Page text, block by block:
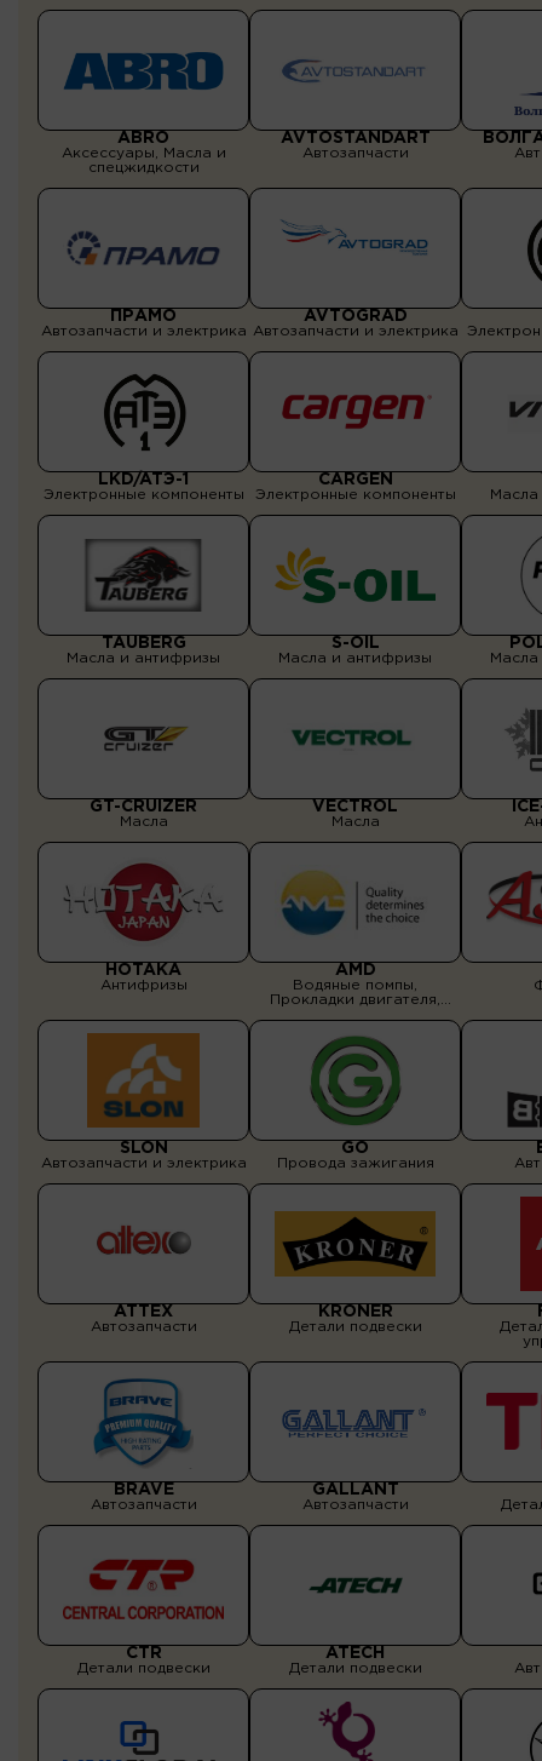
ABRO
Аксессуары, Масла и
спецжидкости
AVTOSTANDART
Автозапчасти
ПРАМО
Автозапчасти и электрика
AVTOGRAD
Автозапчасти и электрика
LKD/ATЭ-1
Электронные компоненты
CARGEN
Электронные компоненты
TAUBERG
Масла и антифризы
S-OIL
Масла и антифризы
GT-CRUIZER
Масла
VECTROL
Масла
HOTAKA
Антифризы
AMD
Водяные помпы,
Прокладки двигателя,
SLON
Автозапчасти и электрика
GO
Провода зажигания
ATTEX
Автозапчасти
KRONER
Детали подвески
BRAVE
Автозапчасти
GALLANT
Автозапчасти
CTR
Детали подвески
ATECH
Детали подвески